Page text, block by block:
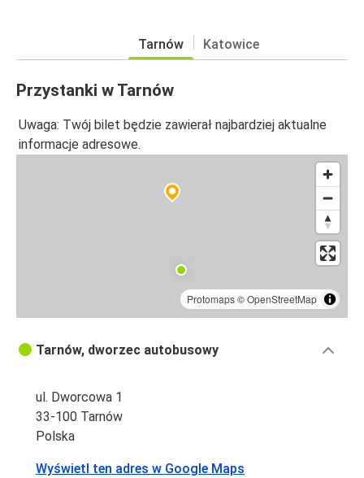
Tarnów Katowice
Przystanki w Tarnów
Uwaga: Twój bilet będzie zawierał najbardziej aktualne
informacje adresowe.
Protomaps©OpenStreetMap
Tarnów, dworzec autobusowy
ul. Dworcowa 1
33-100 Tarnów
Polska
Wyświetl ten adres w Google Maps